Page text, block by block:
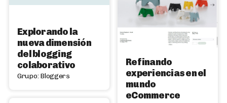
Explorando la
nueva dimensión
del blogging
colaborativo
Grupo: Bloggers
Refinando
experiencias en el
mundo
eCommerce